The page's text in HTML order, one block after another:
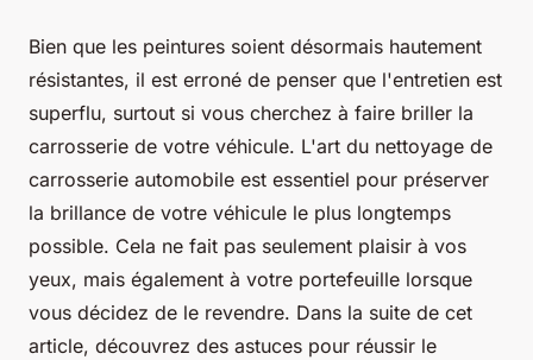
Bien que les peintures soient désormais hautement
résistantes, il est erroné de penser que l'entretien est
superflu, surtout si vous cherchez à faire briller la
carrosserie de votre véhicule. L'art du nettoyage de
carrosserie automobile est essentiel pour préserver
la brillance de votre véhicule le plus longtemps
possible. Cela ne fait pas seulement plaisir à vos
yeux, mais également à votre portefeuille lorsque
vous décidez de le revendre. Dans la suite de cet
article, découvrez des astuces pour réussir le